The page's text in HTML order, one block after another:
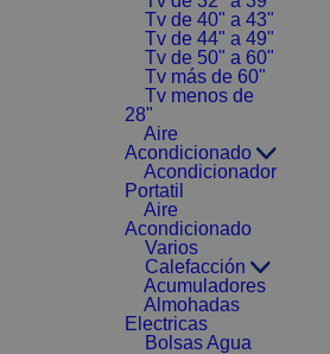
Tv de 40" a 43"
Tv de 44" a 49"
Tv de 50" a 60"
Tv más de 60"
Tv menos de
28"
Aire
Acondicionado
Acondicionador
Portatil
Aire
Acondicionado
Varios
Calefacción
Acumuladores
Almohadas
Electricas
Bolsas Agua